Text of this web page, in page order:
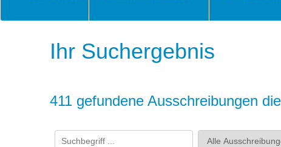
Ihr Suchergebnis
411 gefundene Ausschreibungen